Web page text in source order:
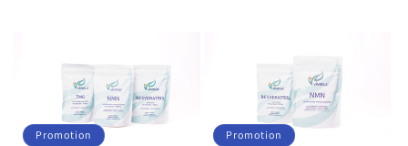
Promotion Promotion